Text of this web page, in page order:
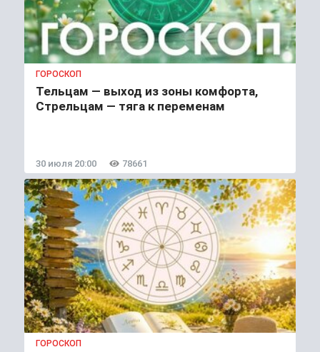
ГОРОСКОП
Тельцам — выход из зоны комфорта,
Стрельцам — тяга к переменам
30 июля 20:00 78661
ГОРОСКОП